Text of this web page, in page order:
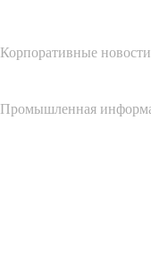
Корпоративные новости
Промышленная